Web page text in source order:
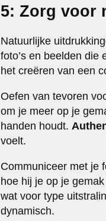
5: Zorg voor
Natuurlijke
foto’s en beelden die
het creëren van een
Oefen van tevoren
om je meer op je
handen houdt.
voelt.
Communiceer met je
hoe hij je op je
wat voor type
dynamisch.